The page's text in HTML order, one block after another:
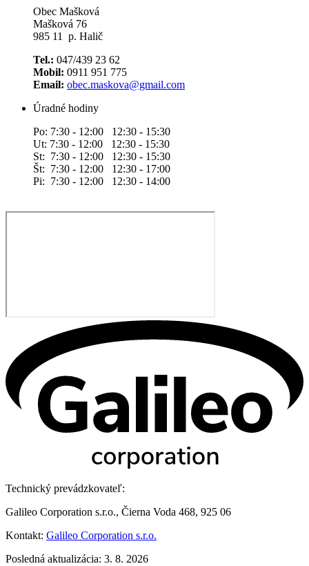
Obec Mašková
Mašková 76
985 11 p. Halič
Tel.: 047/439 23 62
Mobil: 0911 951 775
Email: obec.maskova@gmail.com
Úradné hodiny
Po: 7:30 - 12:00 12:30 - 15:30
Ut: 7:30 - 12:00 12:30 - 15:30
St: 7:30 - 12:00 12:30 - 15:30
Št: 7:30 - 12:00 12:30 - 17:00
Pi: 7:30 - 12:00 12:30 - 14:00
Technický prevádzkovateľ:
Galileo Corporation s.r.o., Čierna Voda 468, 925 06
Kontakt: Galileo Corporation s.r.o.
Posledná aktualizácia: 3. 8. 2026